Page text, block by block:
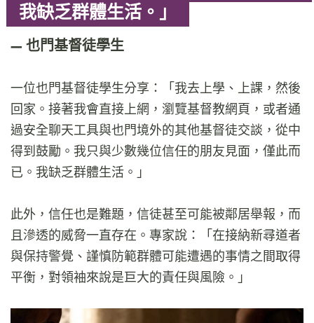
我缺乏群體生活。」
也門基督徒學生
一位也門基督徒學生分享：「我去上學、上課，然後
回家。接著我會直接上網，瀏覽基督教網頁，或者通
過安全聊天工具與也門境外的其他基督徒交談，從中
得到鼓勵。我只與少數幾位信任的朋友見面，僅此而
已。我缺乏群體生活。」
此外，信任也是難題，信徒甚至可能被鄰居舉報，而
且滲透的威脅一直存在。專家說：「在接納新尋道者
與保持警覺、謹慎防範群體可能遭遇的事情之間取得
平衡，對領袖來說是巨大的責任與風險。」